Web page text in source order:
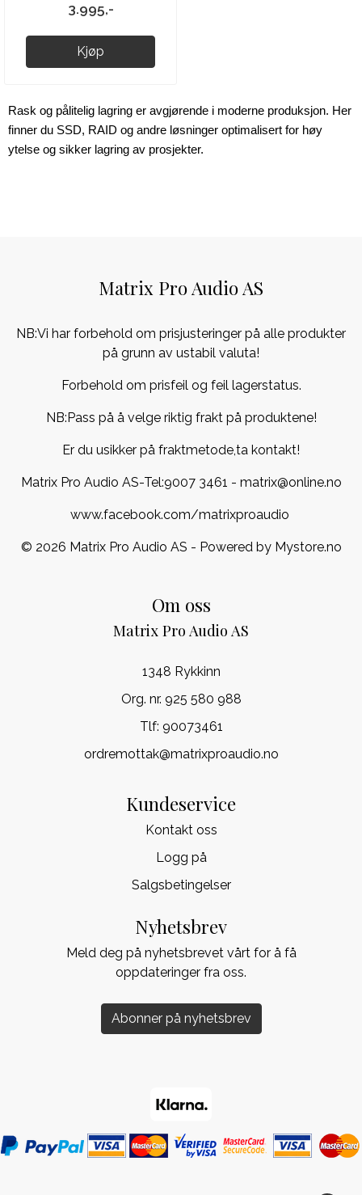
3.995,-
Kjøp
Rask og pålitelig lagring er avgjørende i moderne produksjon. Her
finner du SSD, RAID og andre løsninger optimalisert for høy
ytelse og sikker lagring av prosjekter.
Matrix Pro Audio AS
NB:Vi har forbehold om prisjusteringer på alle produkter
på grunn av ustabil valuta!
Forbehold om prisfeil og feil lagerstatus.
NB:Pass på å velge riktig frakt på produktene!
Er du usikker på fraktmetode,ta kontakt!
Matrix Pro Audio AS-Tel:9007 3461 - matrix@online.no
www.facebook.com/matrixproaudio
© 2026 Matrix Pro Audio AS - Powered by Mystore.no
Om oss
Matrix Pro Audio AS
1348 Rykkinn
Org. nr. 925 580 988
Tlf: 90073461
ordremottak@matrixproaudio.no
Kundeservice
Kontakt oss
Logg på
Salgsbetingelser
Nyhetsbrev
Meld deg på nyhetsbrevet vårt for å få
oppdateringer fra oss.
Abonner på nyhetsbrev